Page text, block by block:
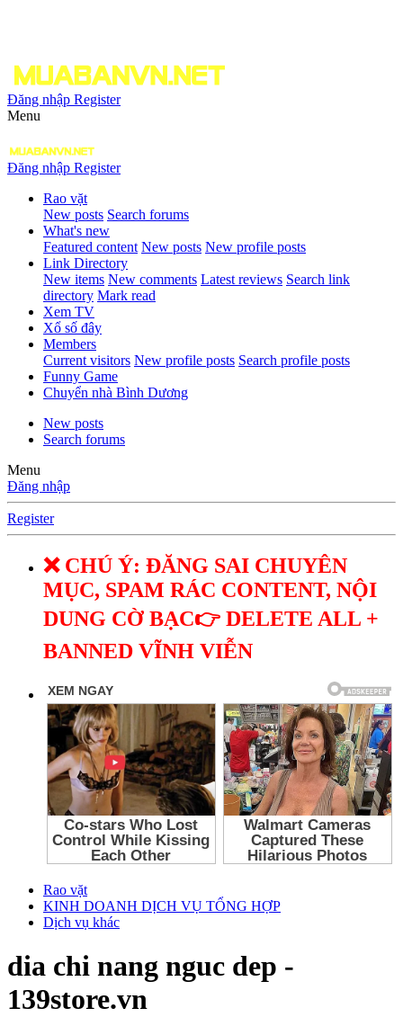
Đăng nhập Register
Menu
Đăng nhập Register
Rao vặt
New posts Search forums
What's new
Featured content New posts New profile posts
Link Directory
New items New comments Latest reviews Search link
directory Mark read
Xem TV
Xổ số đây
Members
Current visitors New profile posts Search profile posts
Funny Game
Chuyển nhà Bình Dương
New posts
Search forums
Menu
Đăng nhập
Register
❌ CHÚ Ý: ĐĂNG SAI CHUYÊN
MỤC, SPAM RÁC CONTENT, NỘI
DUNG CỜ BẠC👉 DELETE ALL +
BANNED VĨNH VIỄN
Rao vặt
KINH DOANH DỊCH VỤ TỔNG HỢP
Dịch vụ khác
dia chi nang nguc dep -
139store.vn